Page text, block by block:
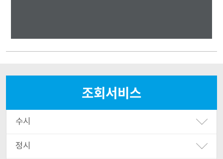
조회서비스
수시
정시